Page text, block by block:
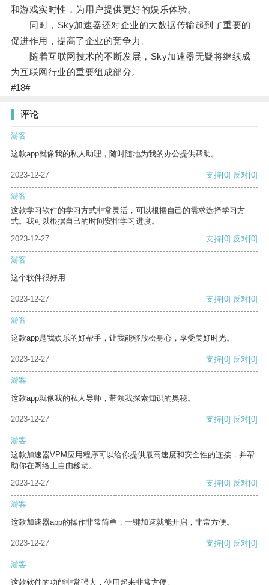
和游戏实时性，为用户提供更好的娱乐体验。
同时，Sky加速器还对企业的大数据传输起到了重要的
促进作用，提高了企业的竞争力。
随着互联网技术的不断发展，Sky加速器无疑将继续成
为互联网行业的重要组成部分。
#18#
评论
游客
这款app就像我的私人助理，随时随地为我的办公提供帮助。
2023-12-27 支持[0] 反对[0]
游客
这款学习软件的学习方式非常灵活，可以根据自己的需求选择学习方
式。我可以根据自己的时间安排学习进度。
2023-12-27
支持[0] 反对[0]
游客
这个软件很好用
2023-12-27 支持[0] 反对[0]
游客
这款app是我娱乐的好帮手，让我能够放松身心，享受美好时光。
2023-12-27 支持[0] 反对[0]
游客
这款app就像我的私人导师，带领我探索知识的奥秘。
2023-12-27 支持[0] 反对[0]
游客
这款加速器VPM应用程序可以给你提供最高速度和安全性的连接，并帮
助你在网络上自由移动。
2023-12-27
支持[0] 反对[0]
游客
这款加速器app的操作非常简单，一键加速就能开启，非常方便。
2023-12-27 支持[0] 反对[0]
游客
这款软件的功能非常强大，使用起来非常方便。